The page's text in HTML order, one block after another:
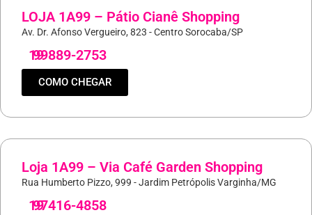
LOJA 1A99 – Pátio Cianê Shopping
Av. Dr. Afonso Vergueiro, 823 - Centro Sorocaba/SP
19
99889-2753
COMO CHEGAR
Loja 1A99 – Via Café Garden Shopping
Rua Humberto Pizzo, 999 - Jardim Petrópolis Varginha/MG
19
97416-4858